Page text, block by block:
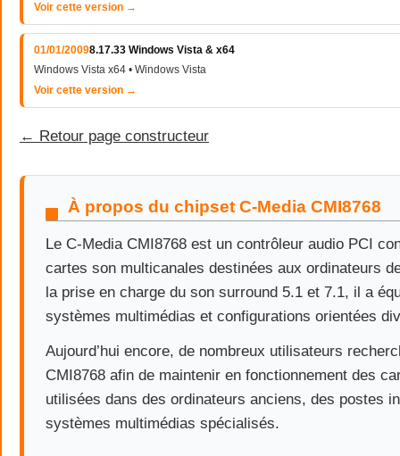
Voir cette version →
01/01/20098.17.33 Windows Vista & x64
Windows Vista x64 • Windows Vista
Voir cette version →
← Retour page constructeur
À propos du chipset C-Media CMI8768
Le C-Media CMI8768 est un contrôleur audio PCI
cartes son multicanales destinées aux ordinateurs
la prise en charge du son surround 5.1 et 7.1, il a
systèmes multimédias et configurations orientées
Aujourd’hui encore, de nombreux utilisateurs
CMI8768 afin de maintenir en fonctionnement des
utilisées dans des ordinateurs anciens, des postes
systèmes multimédias spécialisés.